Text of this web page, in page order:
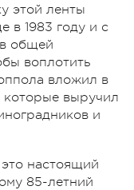
этой ленты
в 1983 году и с
общей
воплотить
вложил в
которые выручил
и
настоящий
85-летний